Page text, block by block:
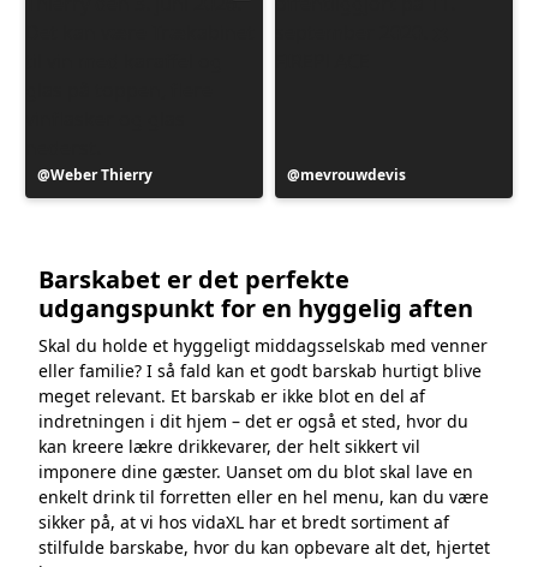
Opslag
offentliggjort
Weber Thierry
Opslag
offentliggjort
mevrouwdevis
Barskabet er det perfekte
udgangspunkt for en hyggelig aften
Skal du holde et hyggeligt middagsselskab med venner
eller familie? I så fald kan et godt barskab hurtigt blive
meget relevant. Et barskab er ikke blot en del af
indretningen i dit hjem – det er også et sted, hvor du
kan kreere lækre drikkevarer, der helt sikkert vil
imponere dine gæster. Uanset om du blot skal lave en
enkelt drink til forretten eller en hel menu, kan du være
sikker på, at vi hos vidaXL har et bredt sortiment af
stilfulde barskabe, hvor du kan opbevare alt det, hjertet